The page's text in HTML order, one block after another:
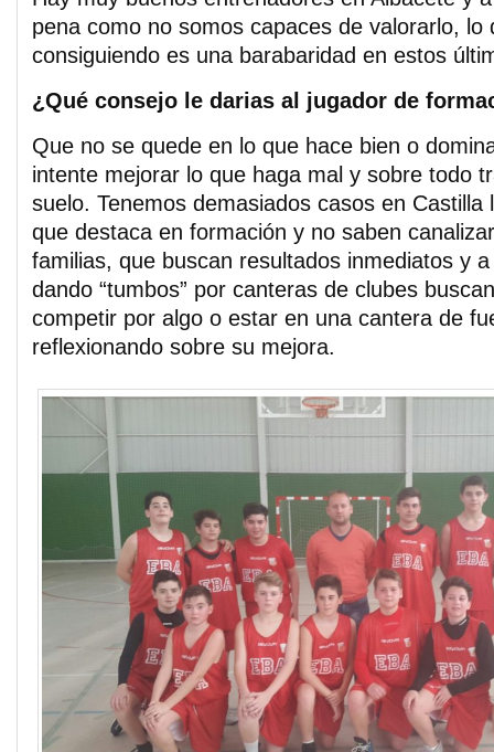
pena como no somos capaces de valorarlo, lo
consiguiendo es una barabaridad en estos
¿Qué consejo le darias al jugador de
Que no se quede en lo que hace bien o
intente mejorar lo que haga mal y sobre todo
suelo. Tenemos demasiados casos en Castilla
que destaca en formación y no saben
familias, que buscan resultados inmediatos y
dando “tumbos” por canteras de clubes
competir por algo o estar en una cantera de
reflexionando sobre su mejora.